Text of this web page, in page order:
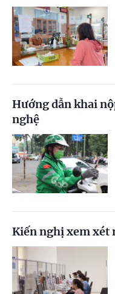
Hướng dẫn khai
nghệ
Kiến nghị xem xét